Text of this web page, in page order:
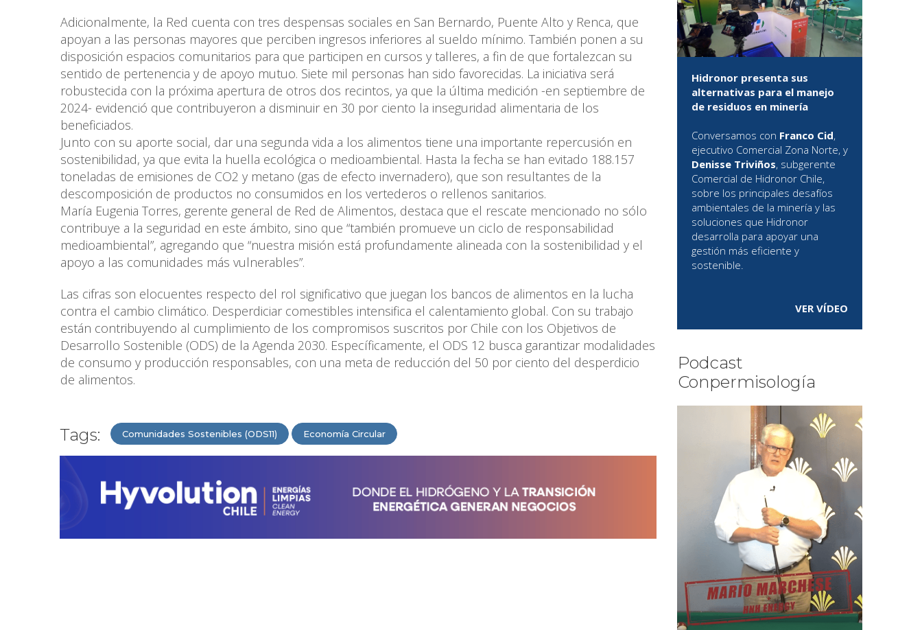
Adicionalmente, la Red cuenta con tres despensas sociales en San Bernardo, Puente Alto y Renca, que
apoyan a las personas mayores que perciben ingresos inferiores al sueldo mínimo. También ponen a su
disposición espacios comunitarios para que participen en cursos y talleres, a fin de que fortalezcan su
sentido de pertenencia y de apoyo mutuo. Siete mil personas han sido favorecidas. La iniciativa será
robustecida con la próxima apertura de otros dos recintos, ya que la última medición -en septiembre de
2024- evidenció que contribuyeron a disminuir en 30 por ciento la inseguridad alimentaria de los
beneficiados.
Junto con su aporte social, dar una segunda vida a los alimentos tiene una importante repercusión en
sostenibilidad, ya que evita la huella ecológica o medioambiental. Hasta la fecha se han evitado 188.157
toneladas de emisiones de CO2 y metano (gas de efecto invernadero), que son resultantes de la
descomposición de productos no consumidos en los vertederos o rellenos sanitarios.
María Eugenia Torres, gerente general de Red de Alimentos, destaca que el rescate mencionado no sólo
contribuye a la seguridad en este ámbito, sino que “también promueve un ciclo de responsabilidad
medioambiental”, agregando que “nuestra misión está profundamente alineada con la sostenibilidad y el
apoyo a las comunidades más vulnerables”.
Las cifras son elocuentes respecto del rol significativo que juegan los bancos de alimentos en la lucha
contra el cambio climático. Desperdiciar comestibles intensifica el calentamiento global. Con su trabajo
están contribuyendo al cumplimiento de los compromisos suscritos por Chile con los Objetivos de
Desarrollo Sostenible (ODS) de la Agenda 2030. Específicamente, el ODS 12 busca garantizar modalidades
de consumo y producción responsables, con una meta de reducción del 50 por ciento del desperdicio
de alimentos.
Tags: Comunidades Sostenibles (ODS11) Economía Circular
Hidronor presenta sus
alternativas para el manejo
de residuos en minería
Conversamos con Franco Cid,
ejecutivo Comercial Zona Norte, y
Denisse Triviños, subgerente
Comercial de Hidronor Chile,
sobre los principales desafíos
ambientales de la minería y las
soluciones que Hidronor
desarrolla para apoyar una
gestión más eficiente y
sostenible.
VER VÍDEO
Podcast
Conpermisología